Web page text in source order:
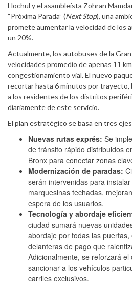
Hochul y el asambleísta Zohran
“Próxima Parada” (Next Stop), una
promete aumentar la velocidad de los
un 20%.
Actualmente, los autobuses de la
velocidades promedio de apenas 11
congestionamiento vial. El nuevo
recortar hasta 6 minutos por
a los residentes de los distritos
diariamente de este servicio.
El plan estratégico se basa en tres
Nuevas rutas exprés: Se
de tránsito rápido distribuidos
Bronx para conectar zonas
Modernización de paradas:
serán intervenidas para
marquesinas techadas,
espera de los usuarios.
Tecnología y abordaje
ciudad sumará nuevas
abordaje por todas las
delanteras de pago que
Adicionalmente, se reforzará
sancionar a los vehículos
carriles exclusivos.